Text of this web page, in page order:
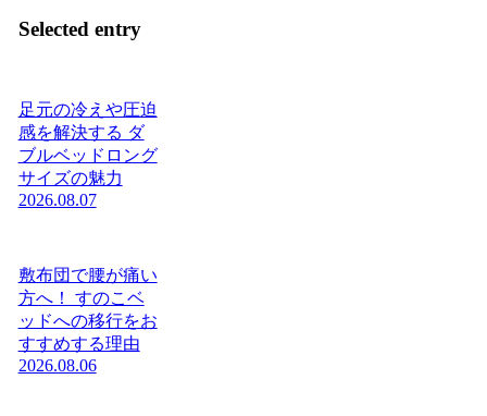
Selected entry
足元の冷えや圧迫
感を解決する ダ
ブルベッドロング
サイズの魅力
2026.08.07
敷布団で腰が痛い
方へ！ すのこベ
ッドへの移行をお
すすめする理由
2026.08.06